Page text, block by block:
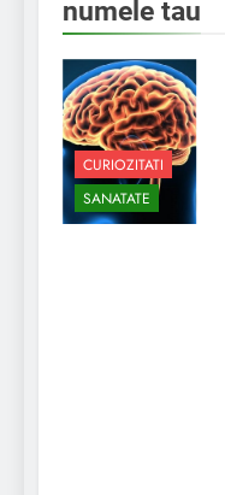
numele tau
CURIOZITATI
SANATATE